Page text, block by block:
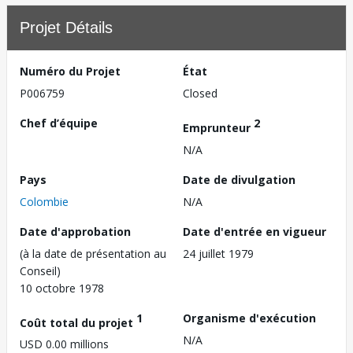
Projet Détails
Numéro du Projet
P006759
État
Closed
Chef d’équipe
Emprunteur 2
N/A
Pays
Colombie
Date de divulgation
N/A
Date d'approbation
(à la date de présentation au
Conseil)
10 octobre 1978
Date d'entrée en vigueur
24 juillet 1979
Coût total du projet 1
USD 0.00 millions
Organisme d'exécution
N/A